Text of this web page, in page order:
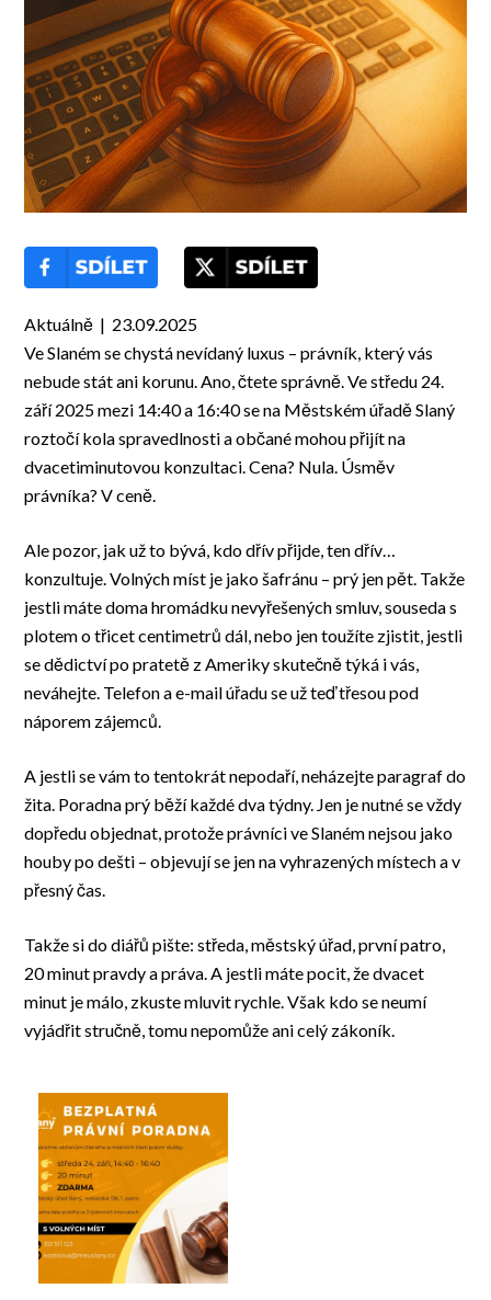
Aktuálně | 23.09.2025
Ve Slaném se chystá nevídaný luxus – právník, který vás
nebude stát ani korunu. Ano, čtete správně. Ve středu 24.
září 2025 mezi 14:40 a 16:40 se na Městském úřadě Slaný
roztočí kola spravedlnosti a občané mohou přijít na
dvacetiminutovou konzultaci. Cena? Nula. Úsměv
právníka? V ceně.
Ale pozor, jak už to bývá, kdo dřív přijde, ten dřív…
konzultuje. Volných míst je jako šafránu – prý jen pět. Takže
jestli máte doma hromádku nevyřešených smluv, souseda s
plotem o třicet centimetrů dál, nebo jen toužíte zjistit, jestli
se dědictví po pratetě z Ameriky skutečně týká i vás,
neváhejte. Telefon a e-mail úřadu se už teď třesou pod
náporem zájemců.
A jestli se vám to tentokrát nepodaří, neházejte paragraf do
žita. Poradna prý běží každé dva týdny. Jen je nutné se vždy
dopředu objednat, protože právníci ve Slaném nejsou jako
houby po dešti – objevují se jen na vyhrazených místech a v
přesný čas.
Takže si do diářů pište: středa, městský úřad, první patro,
20 minut pravdy a práva. A jestli máte pocit, že dvacet
minut je málo, zkuste mluvit rychle. Však kdo se neumí
vyjádřit stručně, tomu nepomůže ani celý zákoník.